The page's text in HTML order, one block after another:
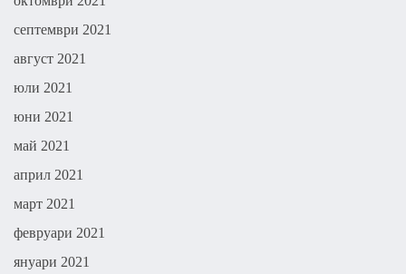
септември 2021
август 2021
юли 2021
юни 2021
май 2021
април 2021
март 2021
февруари 2021
януари 2021